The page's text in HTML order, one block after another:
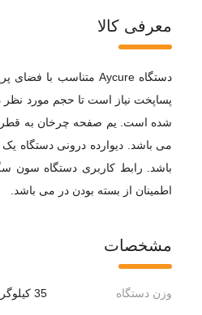
معرفی کالا
می باشد. دیوارده درونی دستگاه
باشد. رابط کاربری دستگاه سون
اطمینان از بسته بودن در می باشد.
مشخصات
وزن دستگاه 35 کیلوگرم